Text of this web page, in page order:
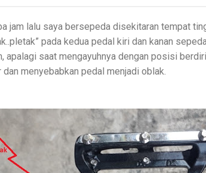
jam lalu saya bersepeda disekitaran tempat
pada kedua pedal kiri dan kanan
apalagi saat mengayuhnya dengan posisi
dan menyebabkan pedal menjadi oblak.